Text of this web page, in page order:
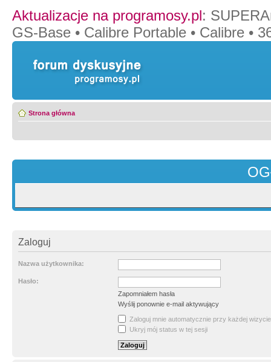
Aktualizacje na programosy.pl:
GS-Base • Calibre Portable • Calibre •
Strona główna
Zaloguj
Nazwa użytkownika:
Hasło:
Zapomniałem hasła
Wyślij ponownie e-mail aktywujący
Zaloguj mnie automatycznie przy każdej wizycie
Ukryj mój status w tej sesji